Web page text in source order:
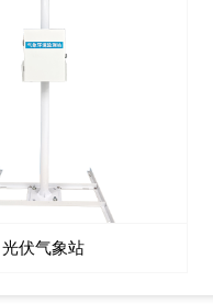
光伏气象站